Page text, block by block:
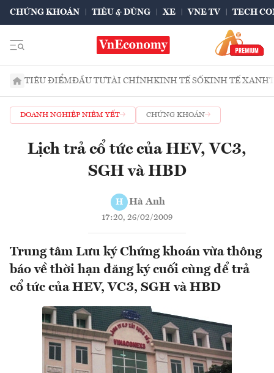
CHỨNG KHOÁN TIÊU & DÙNG XE VNE TV TECH
TIÊU ĐIỂMĐẦU TƯTÀI CHÍNHKINH TẾ SỐKINH TẾ XANH
DOANH NGHIỆP NIÊM YẾT CHỨNG KHOÁN
Lịch trả cổ tức của HEV, VC3,
SGH và HBD
H Hà Anh
17:20, 26/02/2009
Trung tâm Lưu ký Chứng khoán vừa thông
báo về thời hạn đăng ký cuối cùng để trả
cổ tức của HEV, VC3, SGH và HBD